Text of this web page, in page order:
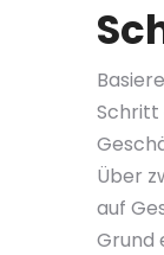
Schritt
Über
auf
Grund